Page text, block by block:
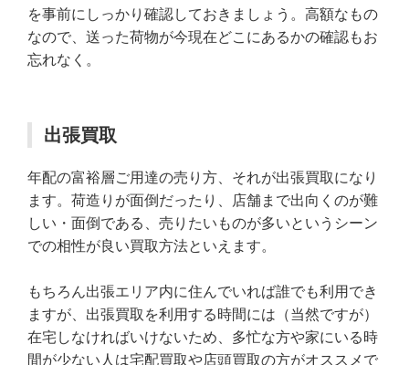
を事前にしっかり確認しておきましょう。高額なもの
なので、送った荷物が今現在どこにあるかの確認もお
忘れなく。
出張買取
年配の富裕層ご用達の売り方、それが出張買取になり
ます。荷造りが面倒だったり、店舗まで出向くのが難
しい・面倒である、売りたいものが多いというシーン
での相性が良い買取方法といえます。
もちろん出張エリア内に住んでいれば誰でも利用でき
ますが、出張買取を利用する時間には（当然ですが）
在宅しなければいけないため、多忙な方や家にいる時
間が少ない人は宅配買取や店頭買取の方がオススメで